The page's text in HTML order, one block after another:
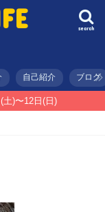
search
自己紹介 ブログ
土)〜12日(日)